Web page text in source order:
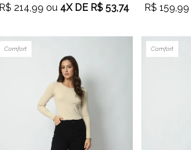
R$ 214,99 ou 4XDE R$ 53,74 R$ 159,99
Comfort Comfort